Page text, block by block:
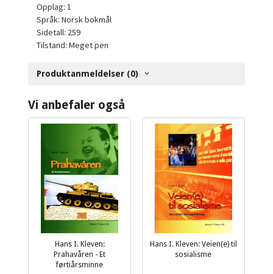
Opplag: 1
Språk: Norsk bokmål
Sidetall: 259
Tilstand: Meget pen
Produktanmeldelser (0)
Vi anbefaler også
Hans I. Kleven:
Prahavåren - Et
førtiårsminne
Hans I. Kleven: Veien(e) til
sosialisme